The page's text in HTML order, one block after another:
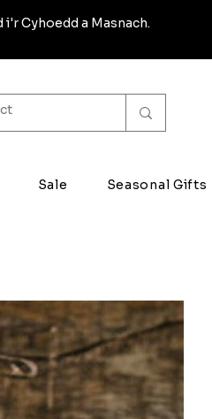
i'r Cyhoedd a Masnach.
Sale Seasonal Gifts